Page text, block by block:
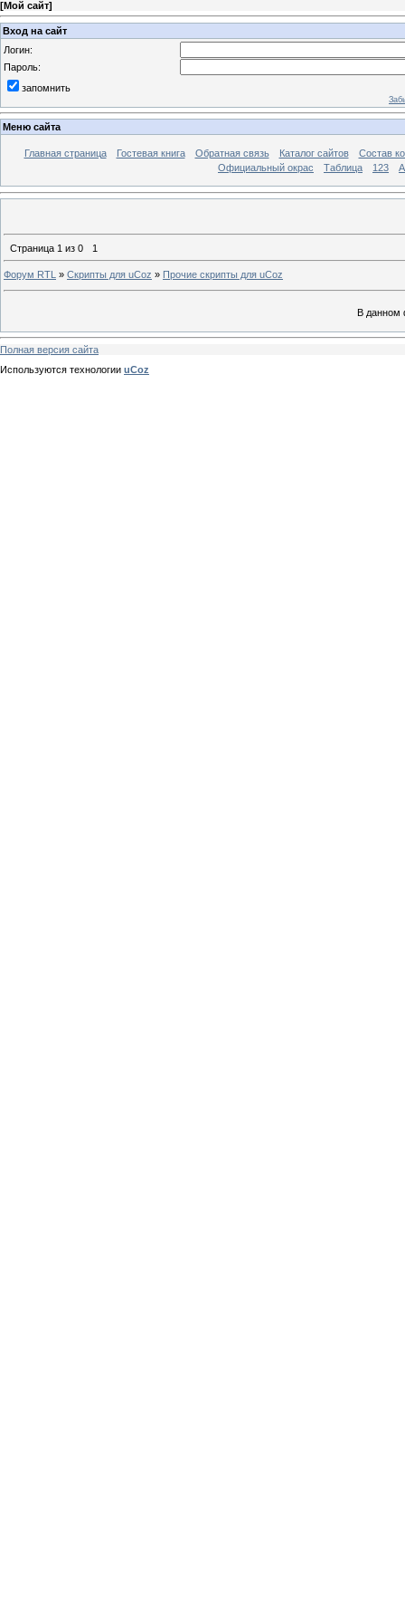
[Мой сайт]
Вход на сайт
Логин:
Пароль:
запомнить
Меню сайта
Главная страница Гостевая книга Обратная связь Каталог сайтов
Состав
Официальный окрас
Таблица 123
Страница 1 из 0 1
Форум RTL » Скрипты для uCoz » Прочие скрипты для uCoz
В данном
Полная версия сайта
Используются технологии uCoz